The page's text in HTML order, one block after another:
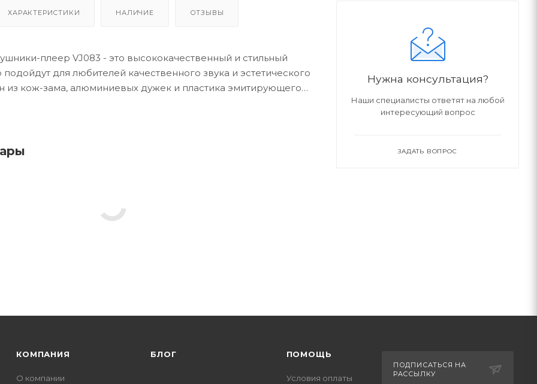
ХАРАКТЕРИСТИКИ НАЛИЧИЕ ОТЗЫВЫ
плеер VJ083 - это высококачественный и стильный
подойдут для любителей качественного звука и эстетического
из кож-зама, алюминиевых дужек и пластика эмитирующего
проводное подключение с любым устройством
Нужна консультация?
Наши специалисты ответят на любой
интересующий вопрос
ЗАДАТЬ ВОПРОС
КОМПАНИЯ
О компании
БЛОГ ПОМОЩЬ
Условия оплаты
ПОДПИСАТЬСЯ НА
РАССЫЛКУ